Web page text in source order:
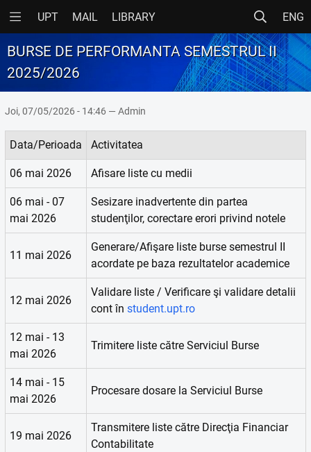
UPT MAIL LIBRARY ENG
BURSE DE PERFORMANTA SEMESTRUL II
2025/2026
Joi, 07/05/2026 - 14:46 — Admin
Data/Perioada Activitatea
06 mai 2026 Afisare liste cu medii
06 mai - 07
mai 2026
Sesizare inadvertente din partea
studenţilor, corectare erori privind notele
11 mai 2026
Generare/Afişare liste burse semestrul II
acordate pe baza rezultatelor academice
12 mai 2026
Validare liste / Verificare şi validare detalii
cont în student.upt.ro
12 mai - 13
mai 2026
Trimitere liste către Serviciul Burse
14 mai - 15
mai 2026
Procesare dosare la Serviciul Burse
19 mai 2026
Transmitere liste către Direcţia Financiar
Contabilitate